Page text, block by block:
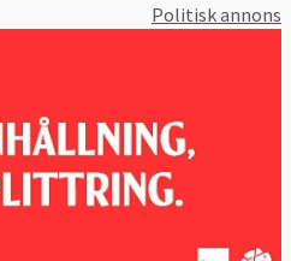
Politisk annons